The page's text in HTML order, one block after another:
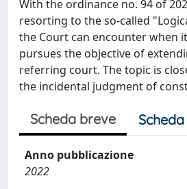
With the ordinance no. 94 of
resorting to the so-called
the Court can encounter when
pursues the objective of
referring court. The topic is
the incidental judgment of
Scheda breve
Anno pubblicazione
2022